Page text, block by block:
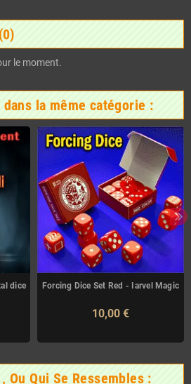
(0)
le moment.
la même catégorie :
dice
Forcing Dice Set Red - Iarvel Magic
10,00 €
Ou Qui Se Ressembles :